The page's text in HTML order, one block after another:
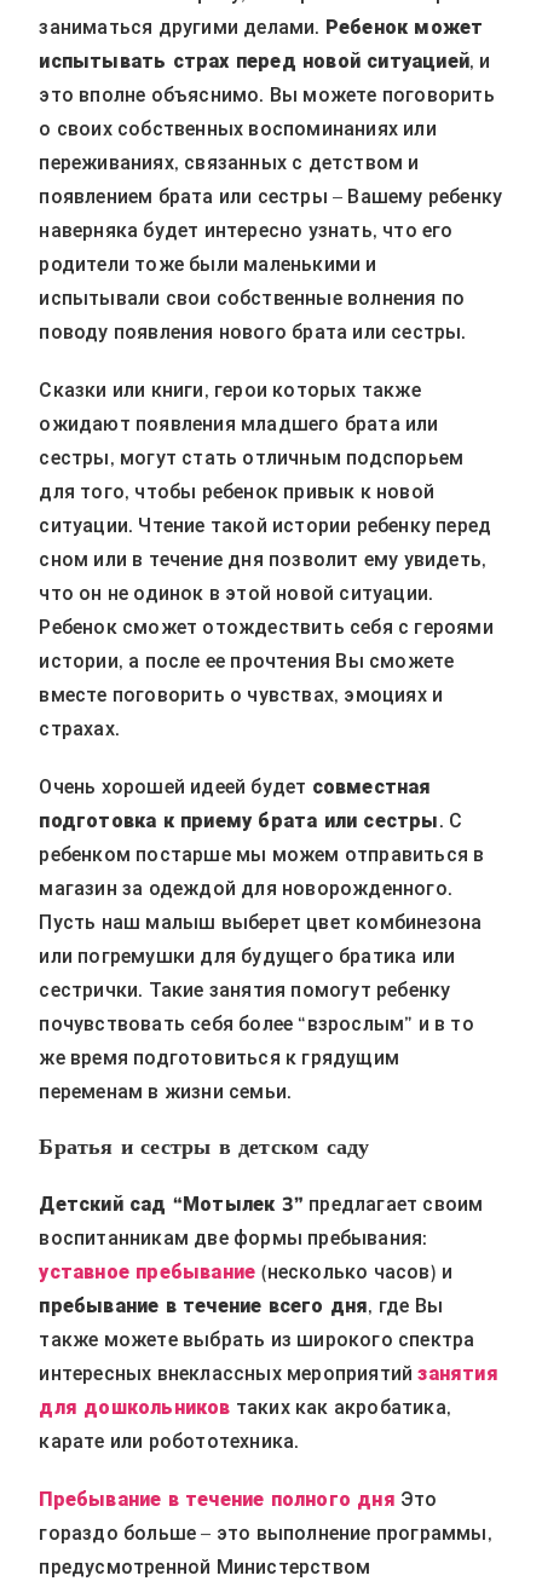
заниматься другими делами. Ребенок может
испытывать страх перед новой ситуацией, и
это вполне объяснимо. Вы можете поговорить
о своих собственных воспоминаниях или
переживаниях, связанных с детством и
появлением брата или сестры – Вашему ребенку
наверняка будет интересно узнать, что его
родители тоже были маленькими и
испытывали свои собственные волнения по
поводу появления нового брата или сестры.
Сказки или книги, герои которых также
ожидают появления младшего брата или
сестры, могут стать отличным подспорьем
для того, чтобы ребенок привык к новой
ситуации. Чтение такой истории ребенку перед
сном или в течение дня позволит ему увидеть,
что он не одинок в этой новой ситуации.
Ребенок сможет отождествить себя с героями
истории, а после ее прочтения Вы сможете
вместе поговорить о чувствах, эмоциях и
страхах.
Очень хорошей идеей будет совместная
подготовка к приему брата или сестры. С
ребенком постарше мы можем отправиться в
магазин за одеждой для новорожденного.
Пусть наш малыш выберет цвет комбинезона
или погремушки для будущего братика или
сестрички. Такие занятия помогут ребенку
почувствовать себя более “взрослым” и в то
же время подготовиться к грядущим
переменам в жизни семьи.
Братья и сестры в детском саду
Детский сад “Мотылек 3” предлагает своим
воспитанникам две формы пребывания:
уставное пребывание (несколько часов) и
пребывание в течение всего дня, где Вы
также можете выбрать из широкого спектра
интересных внеклассных мероприятийзанятия
для дошкольников таких как акробатика,
карате или робототехника.
Пребывание в течение полного дня Это
гораздо больше – это выполнение программы,
предусмотренной Министерством